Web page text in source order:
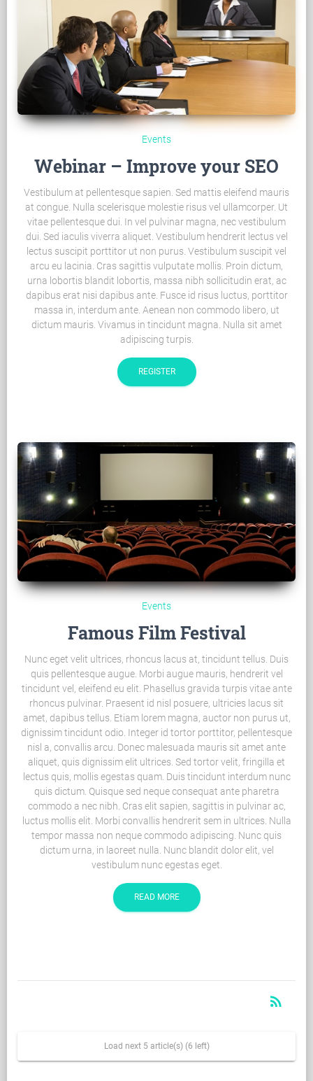
Events
Webinar – Improve your SEO
Vestibulum at pellentesque sapien. Sed mattis eleifend mauris
at congue. Nulla scelerisque molestie risus vel ullamcorper. Ut
vitae pellentesque dui. In vel pulvinar magna, nec vestibulum
dui. Sed iaculis viverra aliquet. Vestibulum hendrerit lectus vel
lectus suscipit porttitor ut non purus. Vestibulum suscipit vel
arcu eu lacinia. Cras sagittis vulputate mollis. Proin dictum,
urna lobortis blandit lobortis, massa nibh sollicitudin erat, ac
dapibus erat nisi dapibus ante. Fusce id risus luctus, porttitor
massa in, interdum ante. Aenean non commodo libero, ut
dictum mauris. Vivamus in tincidunt magna. Nulla sit amet
adipiscing turpis.
REGISTER
Events
Famous Film Festival
Nunc eget velit ultrices, rhoncus lacus at, tincidunt tellus. Duis
quis pellentesque augue. Morbi augue mauris, hendrerit vel
tincidunt vel, eleifend eu elit. Phasellus gravida turpis vitae ante
rhoncus pulvinar. Praesent id nisl posuere, ultricies lacus sit
amet, dapibus tellus. Etiam lorem magna, auctor non purus ut,
dignissim tincidunt odio. Integer id tortor porttitor, pellentesque
nisl a, convallis arcu. Donec malesuada mauris sit amet ante
aliquet, quis dignissim elit ultrices. Sed tortor velit, fringilla et
lectus quis, mollis egestas quam. Duis tincidunt interdum nunc
quis dictum. Quisque sed neque consequat ante pharetra
commodo a nec nibh. Cras elit sapien, sagittis in pulvinar ac,
luctus mollis elit. Morbi convallis hendrerit sem in ultrices. Nulla
tempor massa non neque commodo adipiscing. Nunc quis
dictum urna, in laoreet nulla. Nunc blandit dolor elit, vel
vestibulum nunc egestas eget.
READ MORE
rss_feed
Load next 5 article(s) (6 left)